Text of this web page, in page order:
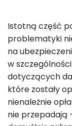
Istotną część
problematyki
na
w
dotyczących
które zostały
nienależnie
nie przepadają